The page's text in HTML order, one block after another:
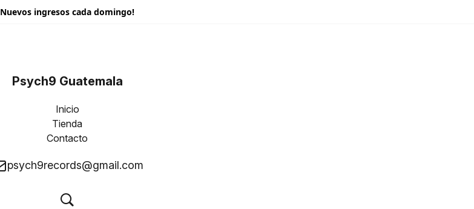
Nuevos ingresos cada domingo!
Psych9 Guatemala
Inicio
Tienda
Contacto
psych9records@gmail.com